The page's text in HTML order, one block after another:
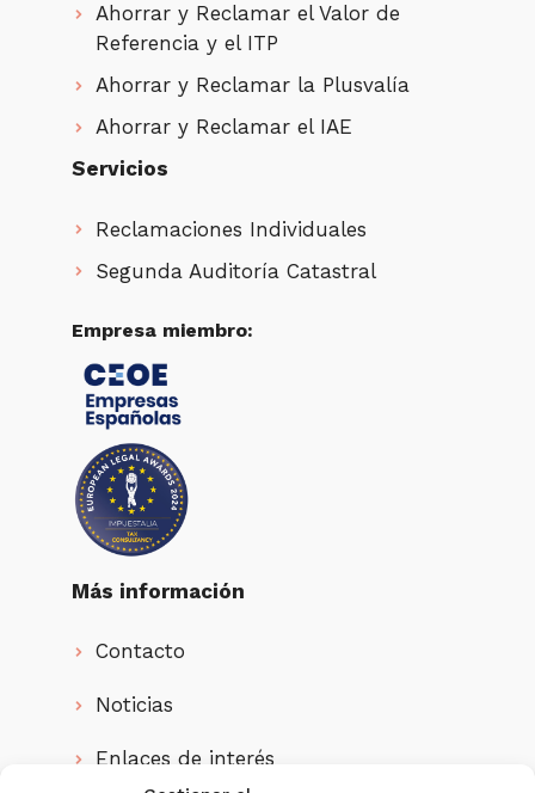
Ahorrar y Reclamar el Valor de
Referencia y el ITP
Ahorrar y Reclamar la Plusvalía
Ahorrar y Reclamar el IAE
Servicios
Reclamaciones Individuales
Segunda Auditoría Catastral
Empresa miembro:
Más información
Contacto
Noticias
Enlaces de interés